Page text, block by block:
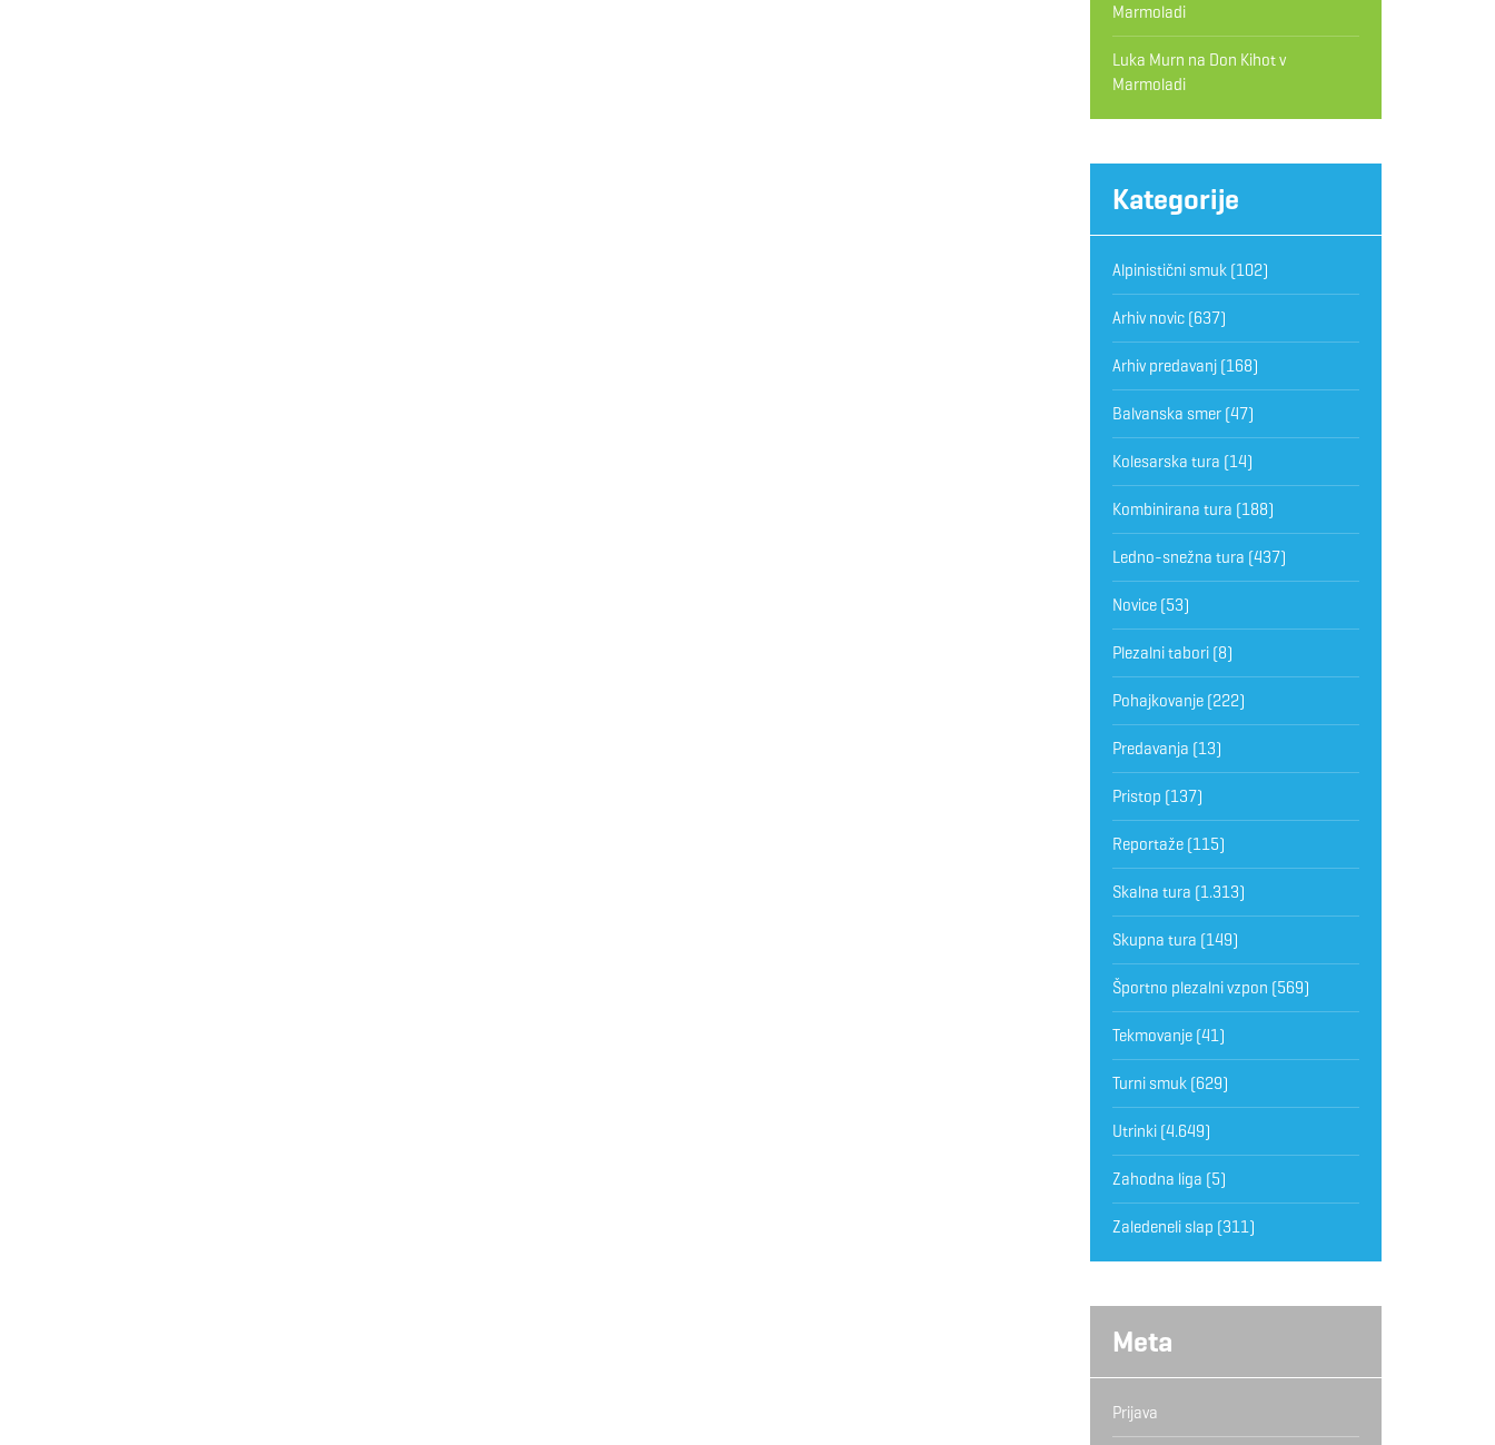
Marmoladi
Luka Murn na Don Kihot v
Marmoladi
Kategorije
Alpinistični smuk(102)
Arhiv novic(637)
Arhiv predavanj(168)
Balvanska smer(47)
Kolesarska tura (14)
Kombinirana tura (188)
Ledno-snežna tura (437)
Novice(53)
Plezalni tabori(8)
Pohajkovanje(222)
Predavanja (13)
Pristop (137)
Reportaže(115)
Skalna tura (1.313)
Skupna tura (149)
Športno plezalni vzpon (569)
Tekmovanje(41)
Turni smuk(629)
Utrinki(4.649)
Zahodna liga (5)
Zaledeneli slap (311)
Meta
Prijava